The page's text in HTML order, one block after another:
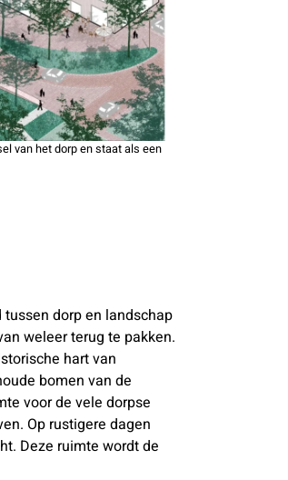
van het dorp en staat als een
dorp en landschap
weleer terug te pakken.
hart van
bomen van de
voor de vele dorpse
Op rustigere dagen
Deze ruimte wordt de